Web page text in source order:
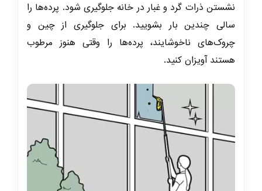
نشستن ذرات گرد و غبار در خانه جلوگیری شود. پرده‌ها را
سالی چندین بار بشویید. برای جلوگیری از چین و
چروک‌های ناخوشایند، پرده‌ها را وقتی هنوز مرطوب
هستند آویزان کنید.